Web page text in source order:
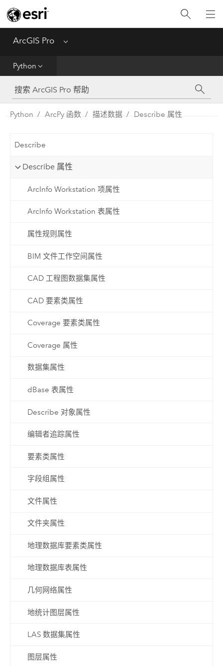
ArcGIS Pro Menu
Python
工具参考
Python
Python ArcPy 函数 描述数据 Describe 属性
Describe
Describe 属性
ArcInfo Workstation 项属性
ArcInfo Workstation 表属性
属性规则属性
BIM 文件工作空间属性
CAD 工程图数据集属性
CAD 要素类属性
Coverage 要素类属性
Coverage 属性
数据集属性
dBase 表属性
Describe 对象属性
编辑者追踪属性
要素类属性
字段组属性
文件属性
文件夹属性
地理数据库要素类属性
地理数据库表属性
几何网络属性
地统计图层属性
LAS 数据集属性
图层属性